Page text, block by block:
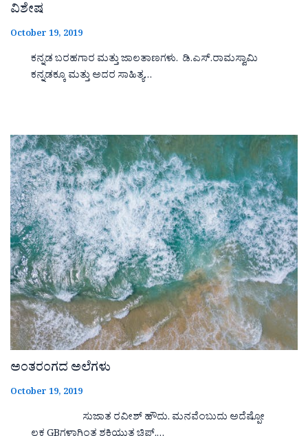
ವಿಶೇಷ
October 19, 2019
ಕನ್ನಡ ಬರಹಗಾರ ಮತ್ತು ಜಾಲತಾಣಗಳು. ಡಿ.ಎಸ್.ರಾಮಸ್ವಾಮಿ
ಕನ್ನಡಕ್ಕೂ ಮತ್ತು ಅದರ ಸಾಹಿತ್ಯ…
ಅಂತರಂಗದ ಅಲೆಗಳು
October 19, 2019
ಸುಜಾತ ರವೀಶ್ ಹೌದು. ಮನವೆಂಬುದು ಅದೆಷ್ಪೋ